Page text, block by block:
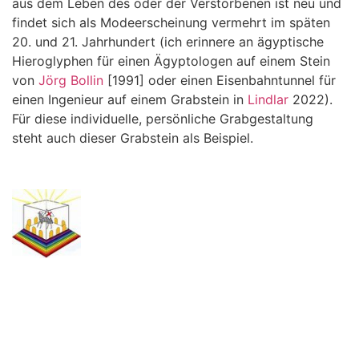
findet sich als Modeerscheinung vermehrt im späten
20. und 21. Jahrhundert (ich erinnere an ägyptische
Hieroglyphen für einen Ägyptologen auf einem Stein
von Jörg Bollin [1991] oder einen Eisenbahntunnel für
einen Ingenieur auf einem Grabstein in Lindlar 2022).
Für diese individuelle, persönliche Grabgestaltung
steht auch dieser Grabstein als Beispiel.